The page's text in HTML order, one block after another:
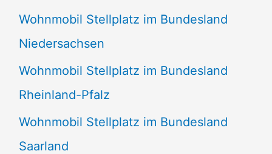
Wohnmobil Stellplatz im Bundesland
Niedersachsen
Wohnmobil Stellplatz im Bundesland
Rheinland-Pfalz
Wohnmobil Stellplatz im Bundesland
Saarland